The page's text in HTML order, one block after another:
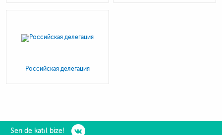
Российская делегация
Sen de katıl bize!